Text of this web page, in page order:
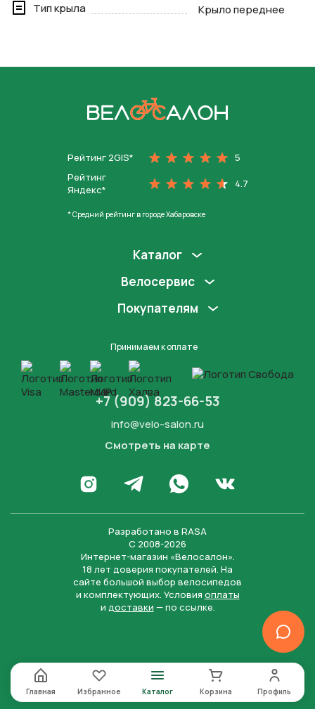
Тип крыла
Крыло переднее
Рейтинг 2GIS*
5
Рейтинг
Яндекс*
4.7
* Средний рейтинг в городе Хабаровске
Каталог
Велосервис
Покупателям
Принимаем к оплате
+7 (909) 823-66-53
info@velo-salon.ru
Смотреть на карте
Перейти в Инстаграм
Написать в Телеграм
Написать в WhatsApp
Перейти во
Разработано в RASA
С 2008-2026
Интернет-магазин «Велосалон».
18 лет доверия покупателей. На
сайте большой выбор велосипедов
и комплектующих. Условия оплаты
и доставки — по ссылке.
Главная Избранное Каталог Корзина Профиль
Нажимая на кнопку “Отправить заявку”, вы даете
согласие на обработку персональных данных и
соглашаетесь с политикой конфиденциальности